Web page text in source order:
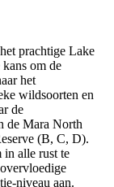
prachtige Lake
om de
het
wildsoorten en
de
de Mara North
(B, C, D).
in alle rust te
niveau aan.